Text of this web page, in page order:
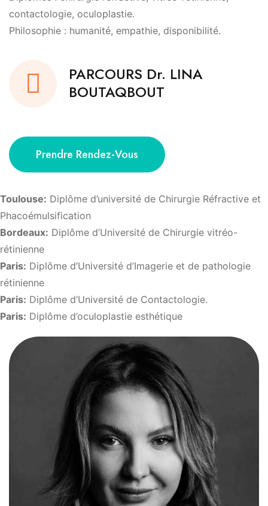
contactologie, oculoplastie.
Philosophie : humanité, empathie, disponibilité.
PARCOURS Dr. LINA
BOUTAQBOUT
Prendre Rendez-Vous
Toulouse: Diplôme d’université de Chirurgie Réfractive et
Phacoémulsification
Bordeaux: Diplôme d’Université de Chirurgie vitréo-
rétinienne
Paris: Diplôme d’Université d’Imagerie et de pathologie
rétinienne
Paris: Diplôme d’Université de Contactologie.
Paris: Diplôme d’oculoplastie esthétique